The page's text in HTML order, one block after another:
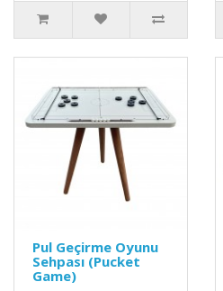
Pul Geçirme Oyunu
Sehpası (Pucket
Game)